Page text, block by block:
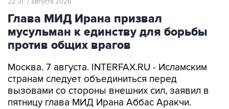
Глава МИД Ирана призвал
мусульман к единству для борьбы
против общих врагов
Москва. 7 августа. INTERFAX.RU - Исламским
странам следует объединиться перед
вызовами со стороны внешних сил, заявил в
пятницу глава МИД Ирана Аббас Аракчи.